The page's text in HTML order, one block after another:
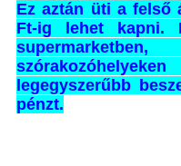
Ez aztán üti a felső
Ft-ig lehet kapni.
legegyszerűbb
pénzt.